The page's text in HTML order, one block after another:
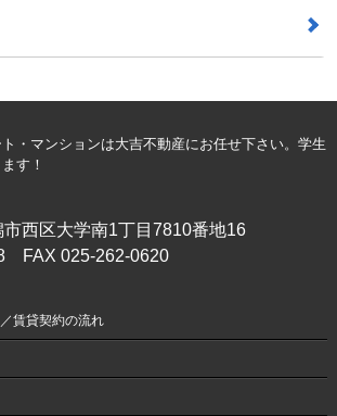
・マンションは大吉不動産にお任せ下さい。学生
す！
西区大学南1丁目7810番地16
FAX 025-262-0620
賃貸契約の流れ